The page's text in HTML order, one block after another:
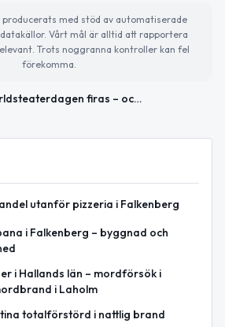
med stöd av automatiserade
Vårt mål är alltid att rapportera
Trots noggranna kontroller kan fel
förekomma.
Världsteaterdagen firas – och nya badhuset tar form
utanför pizzeria i Falkenberg
i Falkenberg – byggnad och
i Hallands län – mordförsök i
i Laholm
totalförstörd i nattlig brand